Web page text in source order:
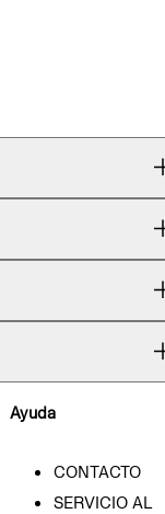
Ayuda
CONTACTO
SERVICIO AL